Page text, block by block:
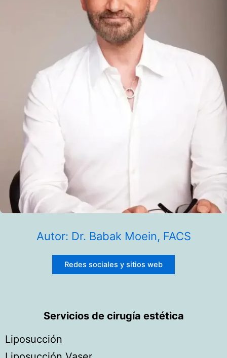
Autor: Dr. Babak Moein, FACS
Redes sociales y sitios web
Servicios de cirugía estética
Liposucción